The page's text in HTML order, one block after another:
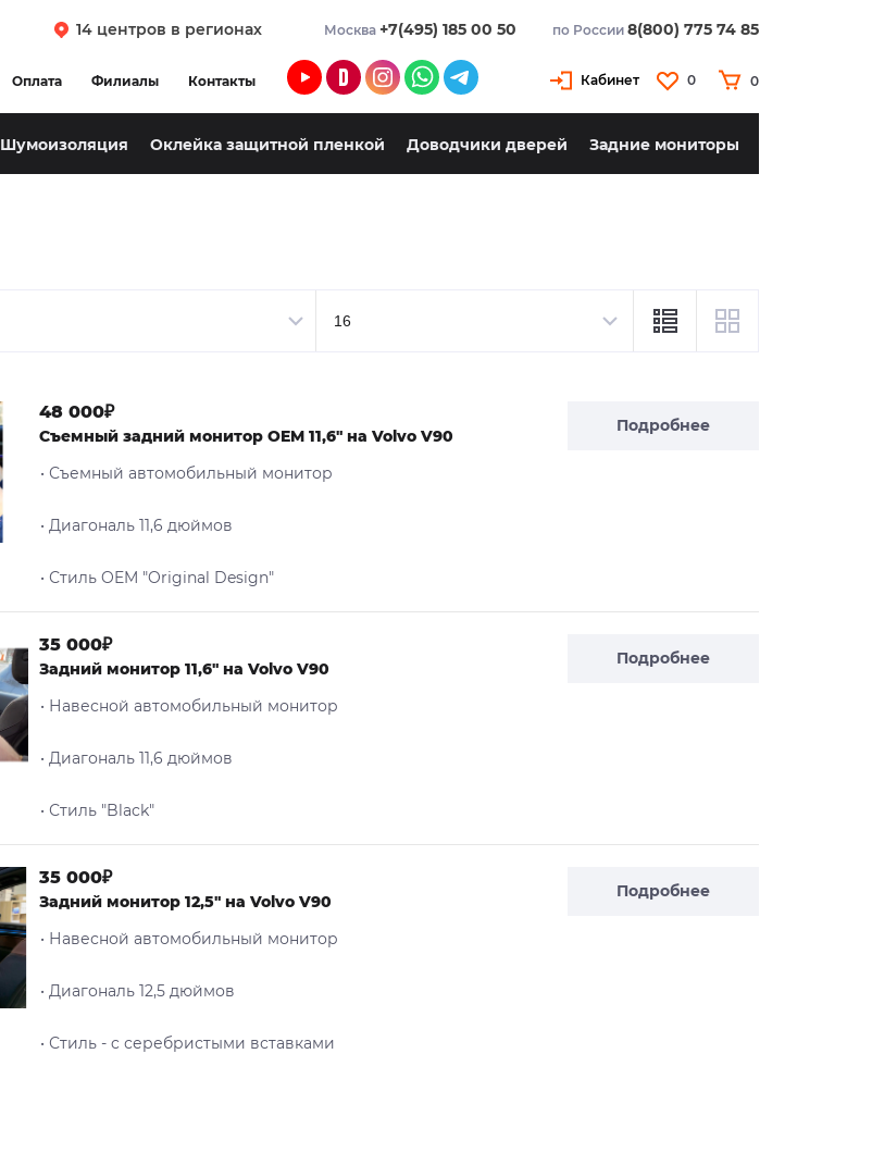
14 центров в регионах Москва +7(495) 185 00 50 по России 8(800) 775 74 85
Оплата Филиалы Контакты Кабинет 0 0
Шумоизоляция Оклейка защитной пленкой Доводчики дверей Задние мониторы
Подробнее
48 000₽
Съемный задний монитор OEM 11,6" на Volvo V90
• Съемный автомобильный монитор
• Диагональ 11,6 дюймов
• Стиль OEM "Original Design"
Подробнее
35 000₽
Задний монитор 11,6" на Volvo V90
• Навесной автомобильный монитор
• Диагональ 11,6 дюймов
• Стиль "Black"
Подробнее
35 000₽
Задний монитор 12,5" на Volvo V90
• Навесной автомобильный монитор
• Диагональ 12,5 дюймов
• Стиль - c серебристыми вставками